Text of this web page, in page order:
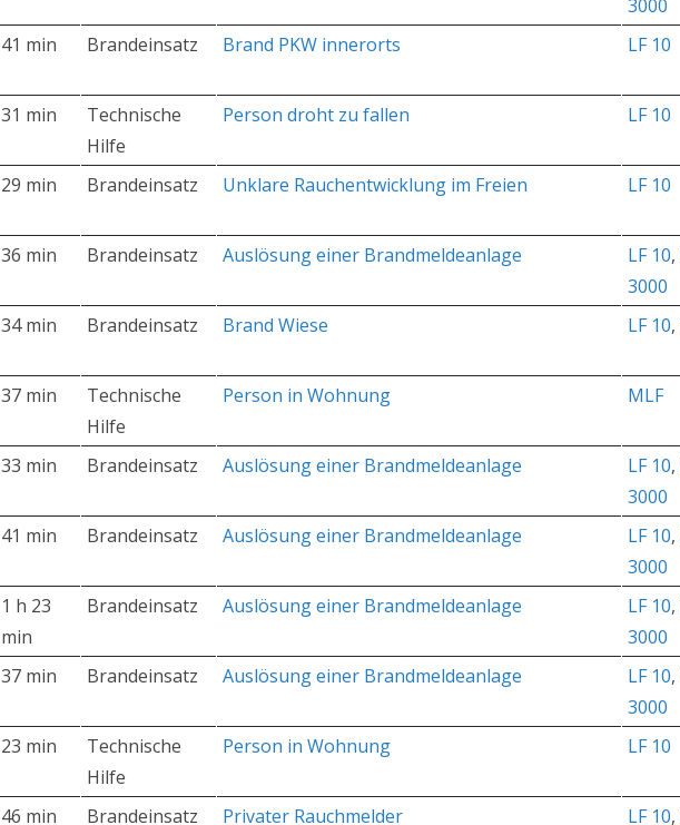
3000
41 min Brandeinsatz Brand PKW innerorts LF 10
31 min
Technische
Hilfe
Person droht zu fallen LF 10
29 min Brandeinsatz Unklare Rauchentwicklung im Freien LF 10
36 min Brandeinsatz Auslösung einer Brandmeldeanlage LF 10,
3000
34 min Brandeinsatz Brand Wiese LF 10,
37 min
Technische
Hilfe
Person in Wohnung MLF
33 min Brandeinsatz Auslösung einer Brandmeldeanlage LF 10,
3000
41 min Brandeinsatz Auslösung einer Brandmeldeanlage LF 10,
3000
1 h 23
min
Brandeinsatz Auslösung einer Brandmeldeanlage LF 10,
3000
37 min Brandeinsatz Auslösung einer Brandmeldeanlage LF 10,
3000
23 min
Technische
Hilfe
Person in Wohnung LF 10
46 min Brandeinsatz Privater Rauchmelder LF 10,